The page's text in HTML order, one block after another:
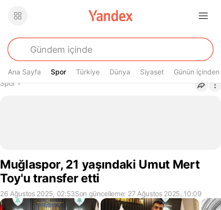
Ana Sayfa Spor
Spor Türkiye Dünya Siyaset Günün içinden
Buradasın
Spor›
Muğlaspor, 21 yaşındaki Umut Mert
Toy'u transfer etti
26 Ağustos 2025, 02:53Son güncelleme: 27 Ağustos 2025, 10:09